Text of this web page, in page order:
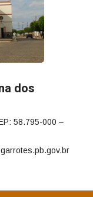
dos
58.795-000 –